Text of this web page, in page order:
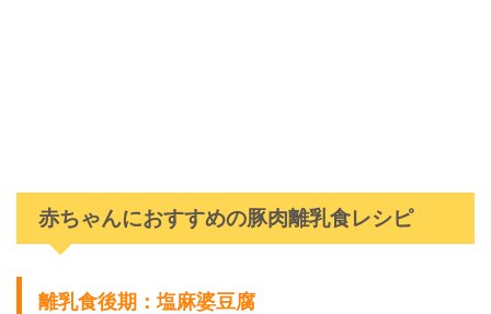
赤ちゃんにおすすめの豚肉離乳食レシピ
離乳食後期：塩麻婆豆腐